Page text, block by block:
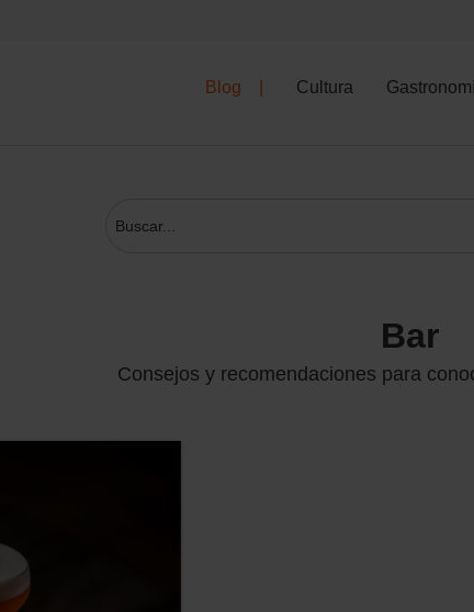
Blog Cultura
bar
Consejos y recomendaciones para